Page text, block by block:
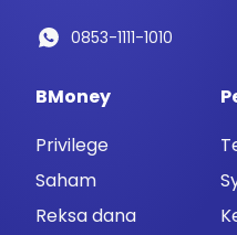
0853-1111-1010
BMoney
Privilege
Saham
Reksa dana